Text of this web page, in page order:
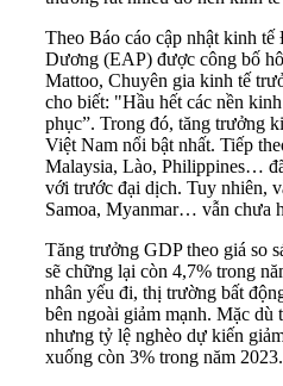
Theo Báo cáo cập nhật kinh
Dương (EAP) được công bố
Mattoo, Chuyên gia kinh tế
cho biết: "Hầu hết các nền
phục”. Trong đó, tăng trưởng
Việt Nam nổi bật nhất. Tiếp
Malaysia, Lào, Philippines…
với trước đại dịch. Tuy nhiên,
Samoa, Myanmar… vẫn chưa
Tăng trưởng GDP theo giá so
sẽ chững lại còn 4,7% trong
nhân yếu đi, thị trường bất
bên ngoài giảm mạnh. Mặc dù
nhưng tỷ lệ nghèo dự kiến
xuống còn 3% trong năm 2023.